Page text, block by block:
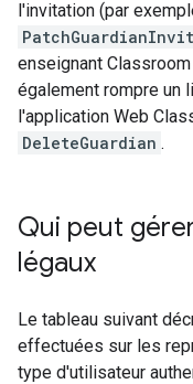
l'invitation (par
enseignant
également rompre un
l'application Web
DeleteGuardian .
Qui peut
légaux
Le tableau suivant
effectuées sur les
type d'utilisateur